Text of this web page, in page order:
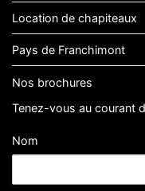
Location de chapiteaux
Pays de Franchimont
Nos brochures
Tenez-vous au courant
Nom